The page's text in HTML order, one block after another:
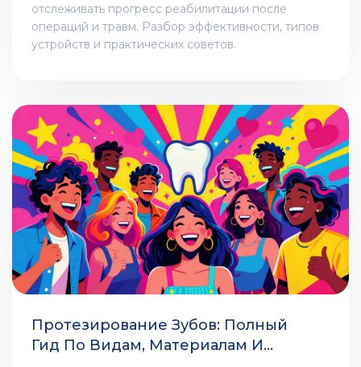
отслеживать прогресс реабилитации после
операций и травм. Разбор эффективности, типов
устройств и практических советов.
Протезирование Зубов: Полный
Гид По Видам, Материалам И